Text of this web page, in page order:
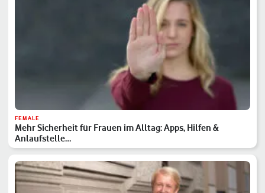
FEMALE
Mehr Sicherheit für Frauen im Alltag: Apps, Hilfen &
Anlaufstelle…